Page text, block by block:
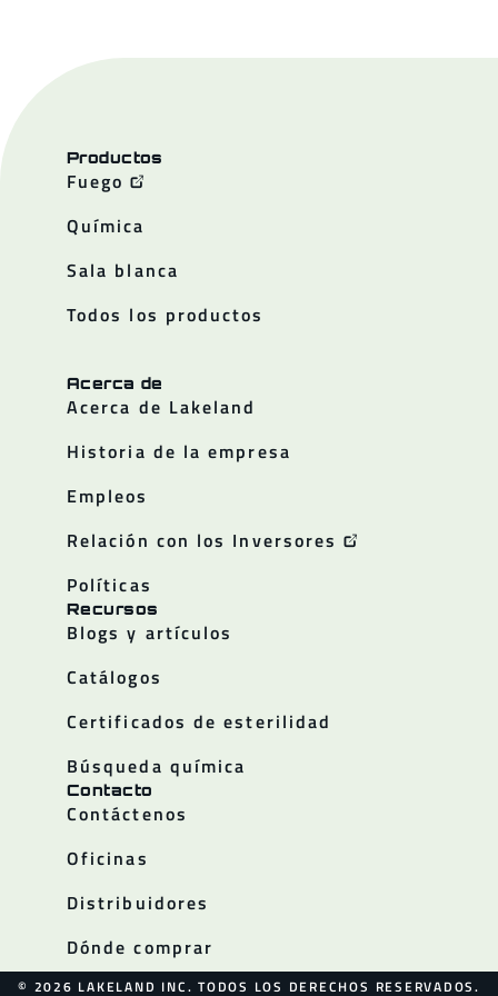
Productos
Fuego
Química
Sala blanca
Todos los productos
Acerca de
Acerca de Lakeland
Historia de la empresa
Empleos
Relación con los Inversores
Políticas
Recursos
Blogs y artículos
Catálogos
Certificados de esterilidad
Búsqueda química
Contacto
Contáctenos
Oficinas
Distribuidores
Dónde comprar
© 2026 LAKELAND INC. TODOS LOS DERECHOS RESERVADOS.